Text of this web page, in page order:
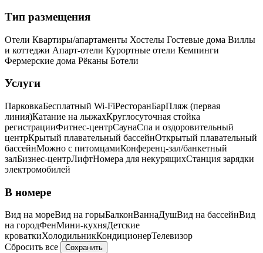
Тип размещения
Отели Квартиры/апартаменты Хостелы Гостевые дома Виллы
и коттеджи Апарт-отели Курортные отели Кемпинги
Фермерские дома Рёканы Ботели
Услуги
ПарковкаБесплатный Wi-FiРесторанБарПляж (первая
линия)Катание на лыжахКруглосуточная стойка
регистрацииФитнес-центрСаунаСпа и оздоровительный
центрКрытый плавательный бассейнОткрытый плавательный
бассейнМожно с питомцамиКонференц-зал/банкетный
залБизнес-центрЛифтНомера для некурящихCтанция зарядки
электромобилей
В номере
Вид на мореВид на горыБалконВаннаДушВид на бассейнВид
на городФенМини-кухняДетские
кроваткиХолодильникКондиционерТелевизор
Сбросить все
Сохранить